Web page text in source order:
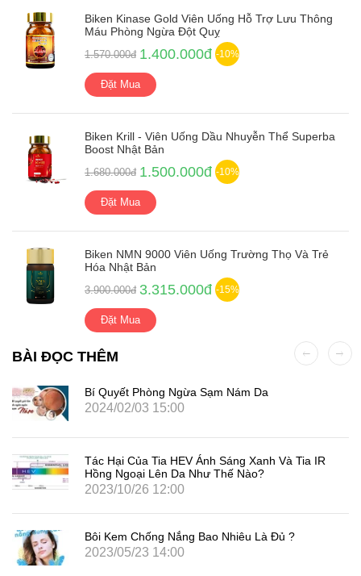
Biken Kinase Gold Viên Uống Hỗ Trợ Lưu Thông
Máu Phòng Ngừa Đột Quỵ
1.570.000đ 1.400.000đ -10%
Đặt Mua
Biken Krill - Viên Uống Dầu Nhuyễn Thể Superba
Boost Nhật Bản
1.680.000đ 1.500.000đ -10%
Đặt Mua
Biken NMN 9000 Viên Uống Trường Thọ Và Trẻ
Hóa Nhật Bản
3.900.000đ 3.315.000đ -15%
Đặt Mua
BÀI ĐỌC THÊM
Bí Quyết Phòng Ngừa Sạm Nám Da
2024/02/03 15:00
Tác Hại Của Tia HEV Ánh Sáng Xanh Và Tia IR
Hồng Ngoại Lên Da Như Thế Nào?
2023/10/26 12:00
Bôi Kem Chống Nắng Bao Nhiêu Là Đủ ?
2023/05/23 14:00